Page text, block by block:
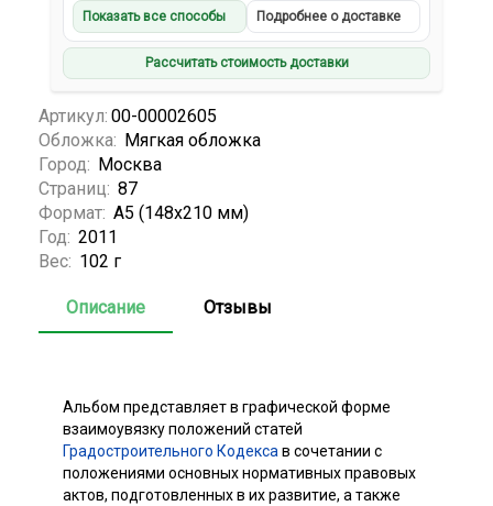
Показать все способы Подробнее о доставке
Рассчитать стоимость доставки
Артикул: 00-00002605
Обложка: Мягкая обложка
Город: Москва
Страниц: 87
Формат: А5 (148x210 мм)
Год: 2011
Вес: 102 г
Описание Отзывы
Альбом представляет в графической форме
взаимоувязку положений статей
Градостроительного Кодекса в сочетании с
положениями основных нормативных правовых
актов, подготовленных в их развитие, а также